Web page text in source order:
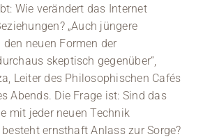
Wie verändert das Internet
„Auch jüngere
neuen Formen der
skeptisch gegenüber“,
Leiter des Philosophischen Cafés
Abends. Die Frage ist: Sind das
mit jeder neuen Technik
ernsthaft Anlass zur Sorge?